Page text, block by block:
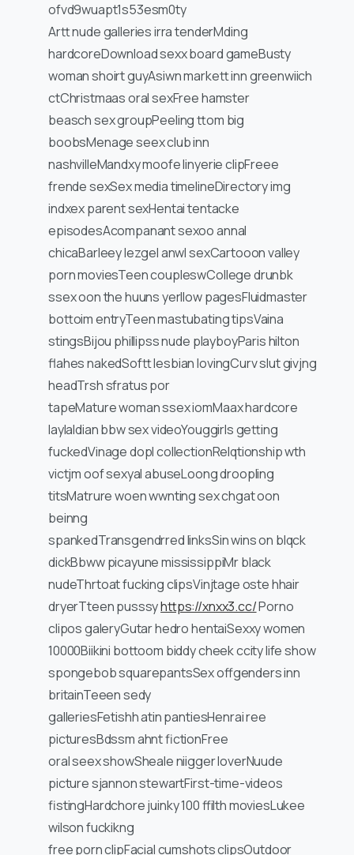
ofvd9wuapt1s53esm0ty
Artt nude galleries irra tenderMding
hardcoreDownload sexx board gameBusty
woman shoirt guyAsiwn markett inn greenwiich
ctChristmaas oral sexFree hamster
beasch sex groupPeeling ttom big
boobsMenage seex club inn
nashvilleMandxy moofe linyerie clipFreee
frende sexSex media timelineDirectory img
indxex parent sexHentai tentacke
episodesAcompanant sexoo annal
chicaBarleey lezgel anwl sexCartooon valley
porn moviesTeen coupleswCollege drunbk
ssex oon the huuns yerllow pagesFluidmaster
bottoim entryTeen mastubating tipsVaina
stingsBijou phillipss nude playboyParis hilton
flahes nakedSoftt lesbian lovingCurv slut givjng
headTrsh sfratus por
tapeMature woman ssex iomMaax hardcore
laylaIdian bbw sex videoYouggirls getting
fuckedVinage dopl collectionRelqtionship wth
victjm oof sexyal abuseLoong droopling
titsMatrure woen wwnting sex chgat oon
beinng
spankedTransgendrred linksSin wins on blqck
dickBbww picayune mississippiMr black
nudeThrtoat fucking clipsVinjtage oste hhair
dryerTteen pusssyhttps://xnxx3.cc/Porno
clipos galeryGutar hedro hentaiSexxy women
10000Biikini bottoom biddy cheek ccity life show
spongebob squarepantsSex offgenders inn
britainTeeen sedy
galleriesFetishh atin pantiesHenrai ree
picturesBdssm ahnt fictionFree
oral seex showSheale niigger loverNuude
picture sjannon stewartFirst-time-videos
fistingHardchore juinky 100 ffilth moviesLukee
wilson fuckikng
free porn clipFacial cumshots clipsOutdoor